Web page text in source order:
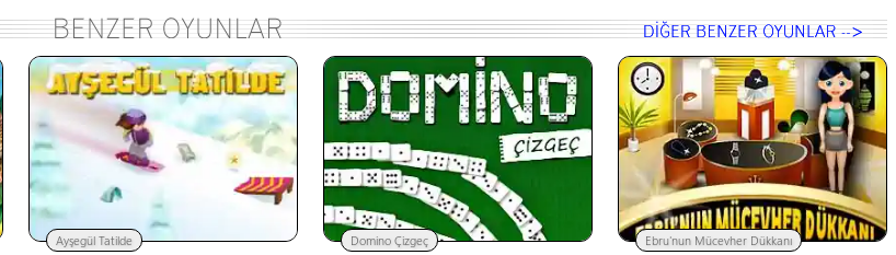
Ayşegül Tatilde Domino Çizgeç Ebru'nun Mücevher Dükkanı